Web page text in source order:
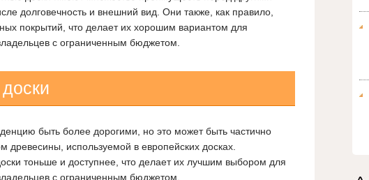
долговечность и внешний вид. Они также, как правило,
покрытий, что делает их хорошим вариантом для
с ограниченным бюджетом.
быть более дорогими, но это может быть частично
древесины, используемой в европейских досках.
тоньше и доступнее, что делает их лучшим выбором для
с ограниченным бюджетом.